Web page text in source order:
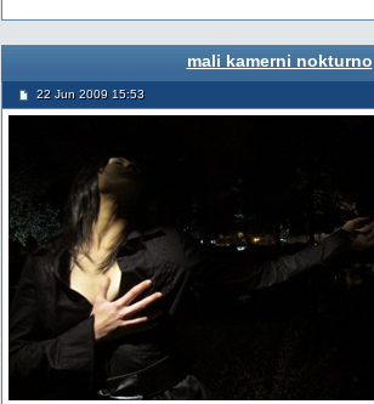
mali kamerni nokturno
22 Jun 2009 15:53